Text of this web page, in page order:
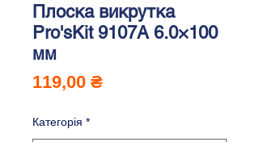
Плоска викрутка
Pro'sKit 9107A 6.0×100
мм
119,00 ₴Ціна
Категорія *